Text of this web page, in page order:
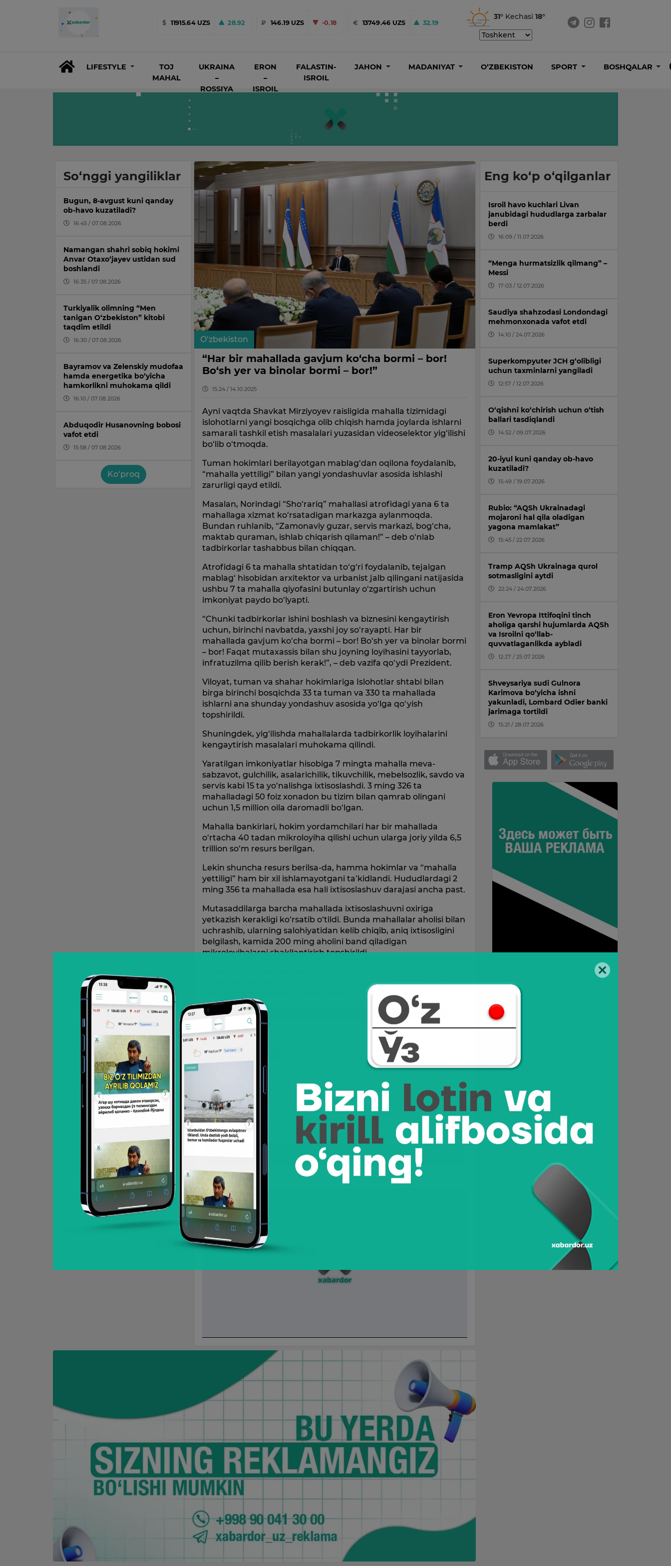
$ 11915.64 UZS 28.92 ₽ 146.19 UZS -0.18 € 13749.46 UZS 32.19
31° Kechasi 18°
LIFESTYLE
TOJ
MAHAL
UKRAINA
–
ROSSIYA
ERON
–
ISROIL
FALASTIN-
ISROIL
JAHON MADANIYAT O‘ZBEKISTON SPORT BOSHQALAR
So‘nggi yangiliklar
Bugun, 8-avgust kuni qanday
ob-havo kuzatiladi?
16:45 / 07.08.2026
Namangan shahri sobiq hokimi
Anvar Otaxo‘jayev ustidan sud
boshlandi
16:35 / 07.08.2026
Turkiyalik olimning “Men
tanigan O‘zbekiston” kitobi
taqdim etildi
16:30 / 07.08.2026
Bayramov va Zelenskiy mudofaa
hamda energetika bo‘yicha
hamkorlikni muhokama qildi
16:10 / 07.08.2026
Abduqodir Husanovning bobosi
vafot etdi
15:58 / 07.08.2026
Ko‘proq
O‘zbekiston
“Har bir mahallada gavjum ko‘cha bormi – bor!
Bo‘sh yer va binolar bormi – bor!”
15:24 / 14.10.2025
Ayni vaqtda Shavkat Mirziyoyev raisligida mahalla tizimidagi
islohotlarni yangi bosqichga olib chiqish hamda joylarda ishlarni
samarali tashkil etish masalalari yuzasidan videoselektor yig‘ilishi
bo‘lib o‘tmoqda.
Tuman hokimlari berilayotgan mablag‘dan oqilona foydalanib,
“mahalla yettiligi” bilan yangi yondashuvlar asosida ishlashi
zarurligi qayd etildi.
Masalan, Norindagi “Sho‘rariq” mahallasi atrofidagi yana 6 ta
mahallaga xizmat ko‘rsatadigan markazga aylanmoqda.
Bundan ruhlanib, “Zamonaviy guzar, servis markazi, bog‘cha,
maktab quraman, ishlab chiqarish qilaman!” – deb o‘nlab
tadbirkorlar tashabbus bilan chiqqan.
Atrofidagi 6 ta mahalla shtatidan to‘g‘ri foydalanib, tejalgan
mablag‘ hisobidan arxitektor va urbanist jalb qilingani natijasida
ushbu 7 ta mahalla qiyofasini butunlay o‘zgartirish uchun
imkoniyat paydo bo‘lyapti.
“Chunki tadbirkorlar ishini boshlash va biznesini kengaytirish
uchun, birinchi navbatda, yaxshi joy so‘rayapti. Har bir
mahallada gavjum ko‘cha bormi – bor! Bo‘sh yer va binolar bormi
– bor! Faqat mutaxassis bilan shu joyning loyihasini tayyorlab,
infratuzilma qilib berish kerak!”, – deb vazifa qo‘ydi Prezident.
Viloyat, tuman va shahar hokimlariga Islohotlar shtabi bilan
birga birinchi bosqichda 33 ta tuman va 330 ta mahallada
ishlarni ana shunday yondashuv asosida yo‘lga qo‘yish
topshirildi.
Shuningdek, yig‘ilishda mahallalarda tadbirkorlik loyihalarini
kengaytirish masalalari muhokama qilindi.
Yaratilgan imkoniyatlar hisobiga 7 mingta mahalla meva-
sabzavot, gulchilik, asalarichilik, tikuvchilik, mebelsozlik, savdo va
servis kabi 15 ta yo‘nalishga ixtisoslashdi. 3 ming 326 ta
mahalladagi 50 foiz xonadon bu tizim bilan qamrab olingani
uchun 1,5 million oila daromadli bo‘lgan.
Mahalla bankirlari, hokim yordamchilari har bir mahallada
o‘rtacha 40 tadan mikroloyiha qilishi uchun ularga joriy yilda 6,5
trillion so‘m resurs berilgan.
Lekin shuncha resurs berilsa-da, hamma hokimlar va “mahalla
yettiligi” ham bir xil ishlamayotgani ta’kidlandi. Hududlardagi 2
ming 356 ta mahallada esa hali ixtisoslashuv darajasi ancha past.
Mutasaddilarga barcha mahallada ixtisoslashuvni oxiriga
yetkazish kerakligi ko‘rsatib o‘tildi. Bunda mahallalar aholisi bilan
uchrashib, ularning salohiyatidan kelib chiqib, aniq ixtisosligini
belgilash, kamida 200 ming aholini band qiladigan
mikroloyihalarni shakllantirish topshirildi.
mahallaga sanoat olib kirish uchun imtiyozli resurslar, avvalo,
saqlash, qayta ishlash va qadoqlash loyihalariga beriladi.
Prezident Videoselektor
Eng ko‘p o‘qilganlar
Isroil havo kuchlari Livan
janubidagi hududlarga zarbalar
berdi
16:09 / 11.07.2026
“Menga hurmatsizlik qilmang” –
Messi
17:03 / 12.07.2026
Saudiya shahzodasi Londondagi
mehmonxonada vafot etdi
14:10 / 24.07.2026
Superkompyuter JCH g‘olibligi
uchun taxminlarni yangiladi
12:57 / 12.07.2026
O‘qishni ko‘chirish uchun o‘tish
ballari tasdiqlandi
14:52 / 09.07.2026
20-iyul kuni qanday ob-havo
kuzatiladi?
15:49 / 19.07.2026
Rubio: “AQSh Ukrainadagi
mojaroni hal qila oladigan
yagona mamlakat”
15:45 / 22.07.2026
Tramp AQSh Ukrainaga qurol
sotmasligini aytdi
22:24 / 24.07.2026
Eron Yevropa Ittifoqini tinch
aholiga qarshi hujumlarda AQSh
va Isroilni qo‘llab-
quvvatlaganlikda aybladi
12:27 / 25.07.2026
Shveysariya sudi Gulnora
Karimova bo‘yicha ishni
yakunladi, Lombard Odier banki
jarimaga tortildi
15:21 / 28.07.2026